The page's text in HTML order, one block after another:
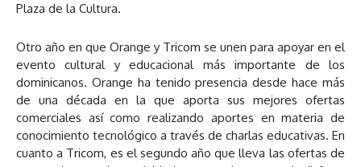
Plaza de la Cultura.
Otro año en que Orange y Tricom se unen para apoyar en el
evento cultural y educacional más importante de los
dominicanos. Orange ha tenido presencia desde hace más
de una década en la que aporta sus mejores ofertas
comerciales así como realizando aportes en materia de
conocimiento tecnológico a través de charlas educativas. En
cuanto a Tricom, es el segundo año que lleva las ofertas de